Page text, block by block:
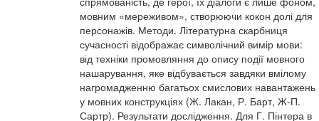
мовним «мереживом», створюючи кокон долі для
персонажів. Методи. Літературна скарбниця
сучасності відображає символічний вимір мови:
від техніки промовляння до опису події мовного
нашарування, яке відбувається завдяки вмілому
нагромадженню багатьох смислових навантажень
у мовних конструкціях (Ж. Лакан, Р. Барт, Ж-П.
Сартр). Результати дослідження. Для Г. Пінтера в